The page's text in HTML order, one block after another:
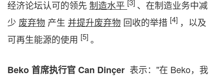
经济论坛认可的领先 制造水平
、在制造业务中减
少 废弃物 产生 并提升废弃物 回收的举措 [4] ，以及
可再生能源的使用 [5]。
Beko 首席执行官Can Dinçer 表示："在 Beko，我